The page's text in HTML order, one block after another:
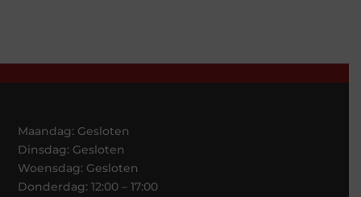
Maandag: Gesloten
Dinsdag: Gesloten
Woensdag: Gesloten
Donderdag: 12:00 – 17:00